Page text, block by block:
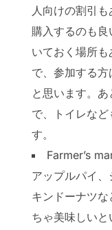
人向けの割引
購入するのも
いておく場所
で、参加する
と思います。
で、トイレな
す。
Farmer’s
アップルパイ
キンドーナツな
ちゃ美味しいと